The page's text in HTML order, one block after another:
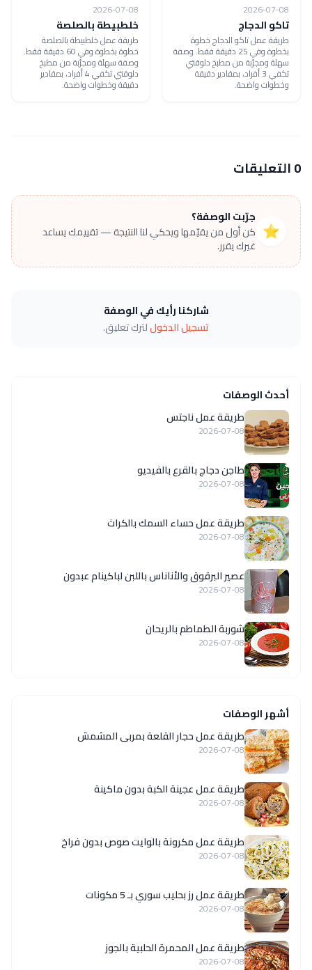
2026-07-08
تاكو الدجاج
طريقة عمل تاكو الدجاج خطوة
بخطوة وفي 25 دقيقة فقط. وصفة
سهلة ومجرّبة من مطبخ دلوقتي
تكفي 3 أفراد، بمقادير دقيقة
وخطوات واضحة.
2026-07-08
خلطبيطة بالصلصة
طريقة عمل خلطبيطة بالصلصة
خطوة بخطوة وفي 60 دقيقة فقط.
وصفة سهلة ومجرّبة من مطبخ
دلوقتي تكفي 4 أفراد، بمقادير
دقيقة وخطوات واضحة.
0 التعليقات
⭐
جرّبت الوصفة؟
كن أول من يقيّمها ويحكي لنا النتيجة — تقييمك يساعد
غيرك يقرر.
شاركنا رأيك في الوصفة
تسجيل الدخوللترك تعليق.
أحدث الوصفات
طريقة عمل ناجتس
2026-07-08
طاجن دجاج بالقرع بالفيديو
2026-07-08
طريقة عمل حساء السمك بالكراث
2026-07-08
عصير البرقوق والأناناس باللبن لباكينام عبدون
2026-07-08
شوربة الطماطم بالريحان
2026-07-08
أشهر الوصفات
طريقة عمل حجار القلعة بمربى المشمش
2026-07-08
طريقة عمل عجينة الكبة بدون ماكينة
2026-07-08
طريقة عمل مكرونة بالوايت صوص بدون فراخ
2026-07-08
طريقة عمل رز بحليب سوري بـ 5 مكونات
2026-07-08
طريقة عمل المحمرة الحلبية بالجوز
2026-07-08